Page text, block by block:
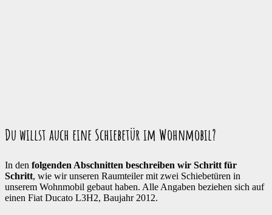
Du willst auch eine Schiebetür im Wohnmobil?
In den folgenden Abschnitten beschreiben wir Schritt für
Schritt, wie wir unseren Raumteiler mit zwei Schiebetüren in
unserem Wohnmobil gebaut haben. Alle Angaben beziehen sich auf
einen Fiat Ducato L3H2, Baujahr 2012.